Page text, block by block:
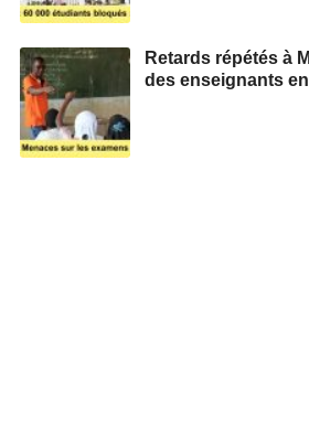
Retards répétés à
des enseignants